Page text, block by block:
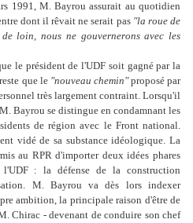
1991, M. Bayrou assurait au quotidien
dont il rêvait ne serait pas "la roue de
loin, nous ne gouvernerons avec les
le président de l'UDF soit gagné par la
que le "nouveau chemin"proposé par
très largement contraint. Lorsqu'il
Bayrou se distingue en condamnant les
de région avec le Front national.
vidé de sa substance idéologique. La
au RPR d'importer deux idées phares
: la défense de la construction
M. Bayrou va dès lors indexer
ambition, la principale raison d'être de
Chirac - devenant de conduire son chef